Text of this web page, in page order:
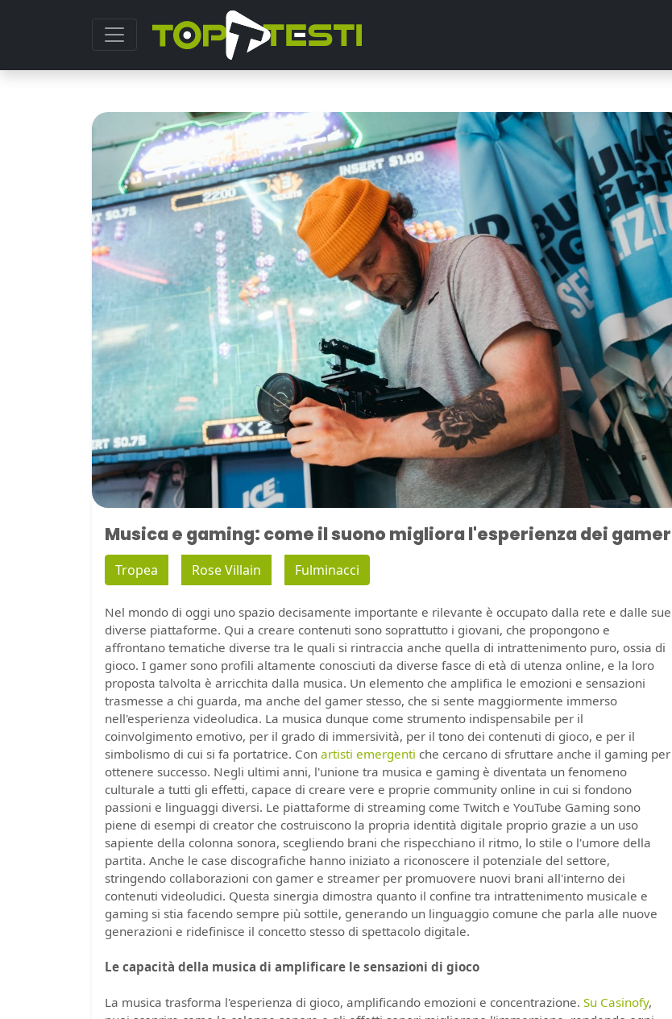
Musica e gaming: come il suono migliora l'esperienza dei gamer
Tropea Rose Villain Fulminacci
Nel mondo di oggi uno spazio decisamente importante e rilevante è occupato dalla rete e dalle sue
diverse piattaforme. Qui a creare contenuti sono soprattutto i giovani, che propongono e
affrontano tematiche diverse tra le quali si rintraccia anche quella di intrattenimento puro, ossia di
gioco. I gamer sono profili altamente conosciuti da diverse fasce di età di utenza online, e la loro
proposta talvolta è arricchita dalla musica. Un elemento che amplifica le emozioni e sensazioni
trasmesse a chi guarda, ma anche del gamer stesso, che si sente maggiormente immerso
nell'esperienza videoludica. La musica dunque come strumento indispensabile per il
coinvolgimento emotivo, per il grado di immersività, per il tono dei contenuti di gioco, e per il
simbolismo di cui si fa portatrice. Con artisti emergenti che cercano di sfruttare anche il gaming per
ottenere successo. Negli ultimi anni, l'unione tra musica e gaming è diventata un fenomeno
culturale a tutti gli effetti, capace di creare vere e proprie community online in cui si fondono
passioni e linguaggi diversi. Le piattaforme di streaming come Twitch e YouTube Gaming sono
piene di esempi di creator che costruiscono la propria identità digitale proprio grazie a un uso
sapiente della colonna sonora, scegliendo brani che rispecchiano il ritmo, lo stile o l'umore della
partita. Anche le case discografiche hanno iniziato a riconoscere il potenziale del settore,
stringendo collaborazioni con gamer e streamer per promuovere nuovi brani all'interno dei
contenuti videoludici. Questa sinergia dimostra quanto il confine tra intrattenimento musicale e
gaming si stia facendo sempre più sottile, generando un linguaggio comune che parla alle nuove
generazioni e ridefinisce il concetto stesso di spettacolo digitale.
Le capacità della musica di amplificare le sensazioni di gioco
La musica trasforma l'esperienza di gioco, amplificando emozioni e concentrazione. Su Casinofy,